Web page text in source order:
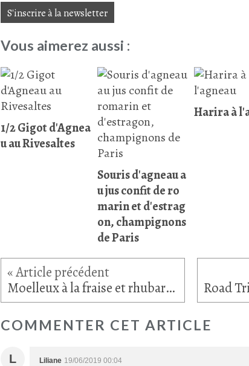
S'inscrire à la newsletter
Vous aimerez aussi :
1/2 Gigot d'Agnea
u au Rivesaltes
Souris d'agneau a
u jus confit de ro
marin et d'estrag
on, champignons
de Paris
Harira à
Moelleux à la fraise et rhubarbe
COMMENTER CET ARTICLE
L Liliane 19/06/2019 00:04